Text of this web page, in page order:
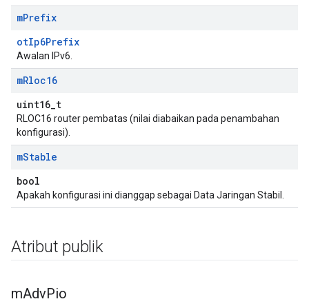
mPrefix
otIp6Prefix
Awalan IPv6.
mRloc16
uint16_t
RLOC16 router pembatas (nilai diabaikan pada penambahan
konfigurasi).
mStable
bool
Apakah konfigurasi ini dianggap sebagai Data Jaringan Stabil.
Atribut publik
mAdvPio